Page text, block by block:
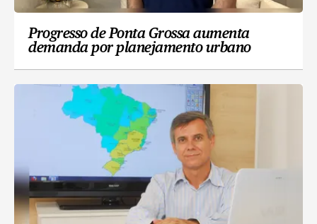
Progresso de Ponta Grossa aumenta
demanda por planejamento urbano